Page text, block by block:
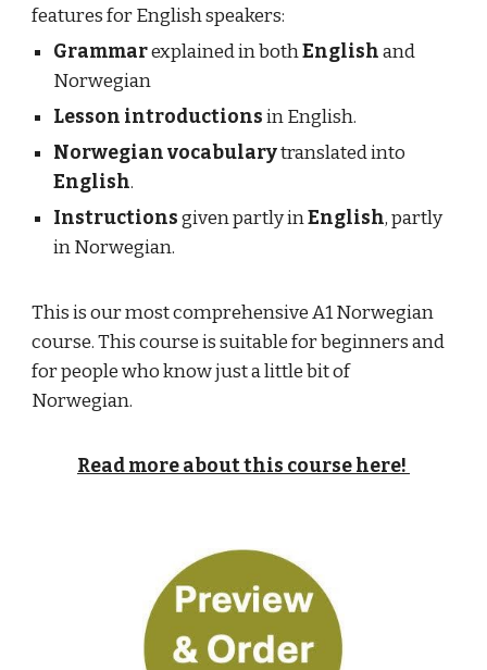
features for English speakers:
Grammarexplained in bothEnglishand
Norwegian
Lesson introductionsin English.
Norwegian vocabularytranslated into
English.
Instructionsgiven partly inEnglish, partly
in Norwegian.
This is our most comprehensive A1 Norwegian
course.This course is suitable for beginners and
for people who know just a little bit of
Norwegian.
Read more about this course here!